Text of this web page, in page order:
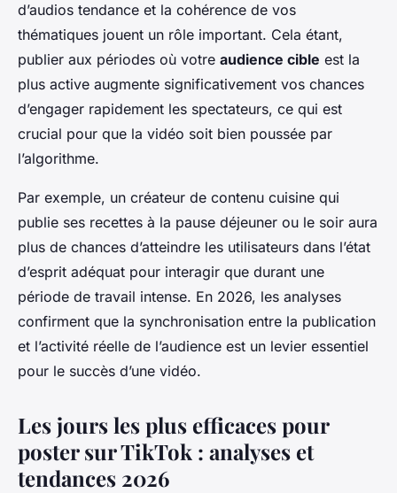
d’audios tendance et la cohérence de vos
thématiques jouent un rôle important. Cela étant,
publier aux périodes où votre audience cible est la
plus active augmente significativement vos chances
d’engager rapidement les spectateurs, ce qui est
crucial pour que la vidéo soit bien poussée par
l’algorithme.
Par exemple, un créateur de contenu cuisine qui
publie ses recettes à la pause déjeuner ou le soir aura
plus de chances d’atteindre les utilisateurs dans l’état
d’esprit adéquat pour interagir que durant une
période de travail intense. En 2026, les analyses
confirment que la synchronisation entre la publication
et l’activité réelle de l’audience est un levier essentiel
pour le succès d’une vidéo.
Les jours les plus efficaces pour
poster sur TikTok : analyses et
tendances 2026